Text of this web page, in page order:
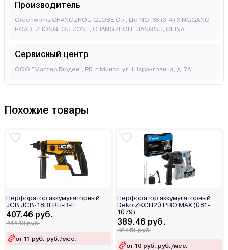
Производитель
Greenworks,CHANGZHOU GLOBE Co., Ltd NO. 65 (3-4) XINGGANG
ROAD, ZHONGLOU ZONE, CHANGZHOU, JIANGSU, CHINA
Сервисный центр
ООО "Мастер Гарден", РБ, г. Минск, ул. Шаранговича, д. 7А
Похожие товары
Перфоратор аккумуляторный
JCB JCB-18BLRH-B-E
407.46 руб.
444.13 руб.
от 11 руб. руб./мес.
Перфоратор аккумуляторный
Deko ZKCH20 PRO MAX (081-
1079)
389.46 руб.
424.51 руб.
от 10 руб. руб./мес.